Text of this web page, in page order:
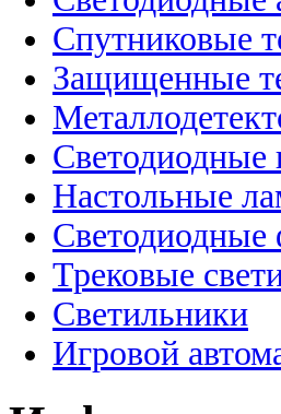
Спутниковые
Защищенные
Светодиодные
Настольные
Светодиодные
Трековые
Светильники
Игровой